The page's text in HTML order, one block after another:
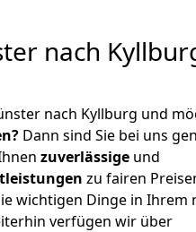
nach
nach Kyllburg und
Dann sind Sie bei uns
zuverlässige und
zu fairen
wichtigen Dinge in Ihrem
verfügen wir über